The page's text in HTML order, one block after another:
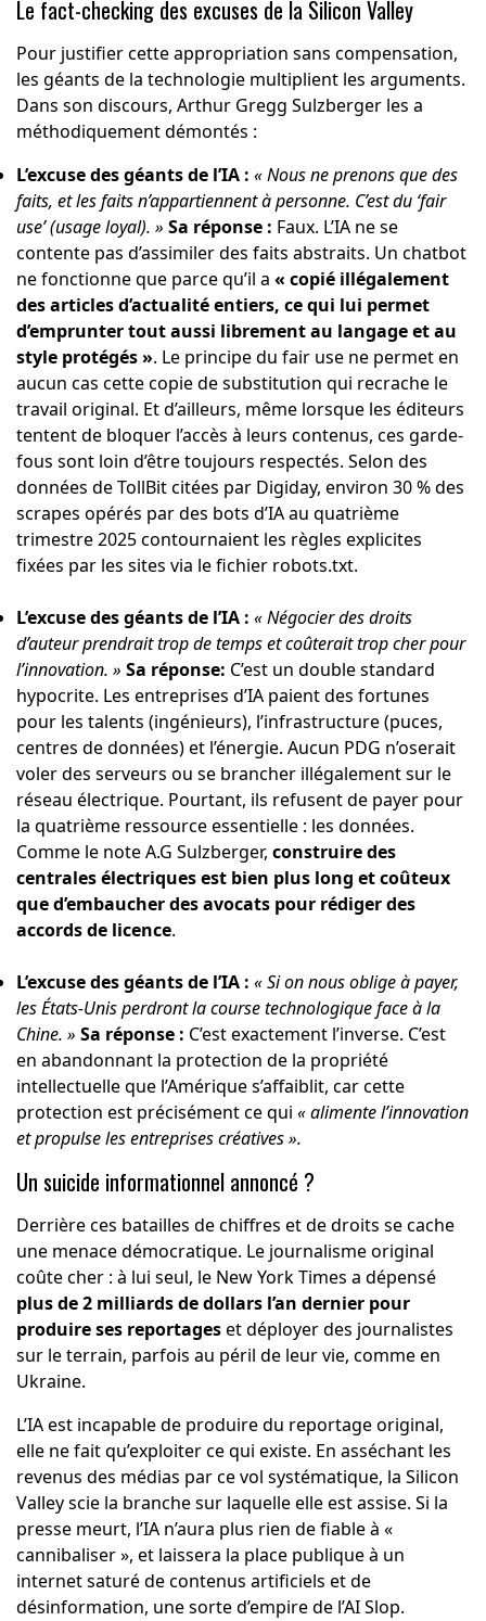
Le fact-checking des excuses de la Silicon Valley
Pour justifier cette appropriation sans compensation,
les géants de la technologie multiplient les arguments.
Dans son discours, Arthur Gregg Sulzberger les a
méthodiquement démontés :
L’excuse des géants de l’IA : « Nous ne prenons que des
faits, et les faits n’appartiennent à personne. C’est du ‘fair
use’ (usage loyal). » Sa réponse : Faux. L’IA ne se
contente pas d’assimiler des faits abstraits. Un chatbot
ne fonctionne que parce qu’il a « copié illégalement
des articles d’actualité entiers, ce qui lui permet
d’emprunter tout aussi librement au langage et au
style protégés ». Le principe du fair use ne permet en
aucun cas cette copie de substitution qui recrache le
travail original. Et d’ailleurs, même lorsque les éditeurs
tentent de bloquer l’accès à leurs contenus, ces garde-
fous sont loin d’être toujours respectés. Selon des
données de TollBit citées par Digiday, environ 30 % des
scrapes opérés par des bots d’IA au quatrième
trimestre 2025 contournaient les règles explicites
fixées par les sites via le fichier robots.txt.
L’excuse des géants de l’IA : « Négocier des droits
d’auteur prendrait trop de temps et coûterait trop cher pour
l’innovation. » Sa réponse: C’est un double standard
hypocrite. Les entreprises d’IA paient des fortunes
pour les talents (ingénieurs), l’infrastructure (puces,
centres de données) et l’énergie. Aucun PDG n’oserait
voler des serveurs ou se brancher illégalement sur le
réseau électrique. Pourtant, ils refusent de payer pour
la quatrième ressource essentielle : les données.
Comme le note A.G Sulzberger, construire des
centrales électriques est bien plus long et coûteux
que d’embaucher des avocats pour rédiger des
accords de licence.
L’excuse des géants de l’IA : « Si on nous oblige à payer,
les États-Unis perdront la course technologique face à la
Chine. » Sa réponse : C’est exactement l’inverse. C’est
en abandonnant la protection de la propriété
intellectuelle que l’Amérique s’affaiblit, car cette
protection est précisément ce qui « alimente l’innovation
et propulse les entreprises créatives ».
Un suicide informationnel annoncé ?
Derrière ces batailles de chiffres et de droits se cache
une menace démocratique. Le journalisme original
coûte cher : à lui seul, le New York Times a dépensé
plus de 2 milliards de dollars l’an dernier pour
produire ses reportageset déployer des journalistes
sur le terrain, parfois au péril de leur vie, comme en
Ukraine.
L’IA est incapable de produire du reportage original,
elle ne fait qu’exploiter ce qui existe. En asséchant les
revenus des médias par ce vol systématique, la Silicon
Valley scie la branche sur laquelle elle est assise. Si la
presse meurt, l’IA n’aura plus rien de fiable à «
cannibaliser », et laissera la place publique à un
internet saturé de contenus artificiels et de
désinformation, une sorte d’empire de l’AI Slop.